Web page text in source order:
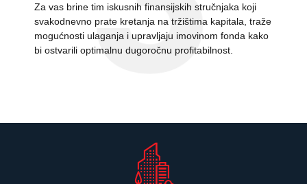
Za vas brine tim iskusnih finansijskih stručnjaka koji
svakodnevno prate kretanja na tržištima kapitala, traže
mogućnosti ulaganja i upravljaju imovinom fonda kako
bi ostvarili optimalnu dugoročnu profitabilnost.
0
2
3
7
8